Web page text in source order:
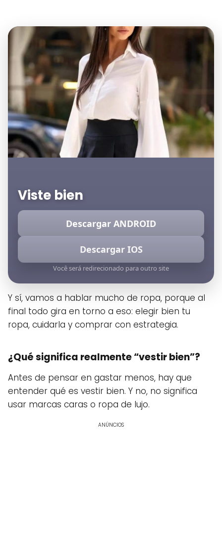
Viste bien
Descargar ANDROID
Descargar IOS
Você será redirecionado para outro site
Y sí, vamos a hablar mucho de ropa, porque al
final todo gira en torno a eso: elegir bien tu
ropa, cuidarla y comprar con estrategia.
¿Qué significa realmente “vestir bien”?
Antes de pensar en gastar menos, hay que
entender qué es vestir bien. Y no, no significa
usar marcas caras o ropa de lujo.
ANÚNCIOS